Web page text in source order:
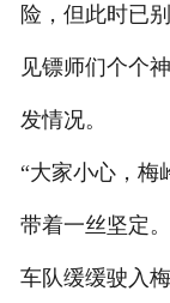
险，但此时已
见镖师们个个
发情况。
“大家小心，梅
带着一丝坚定。
车队缓缓驶入